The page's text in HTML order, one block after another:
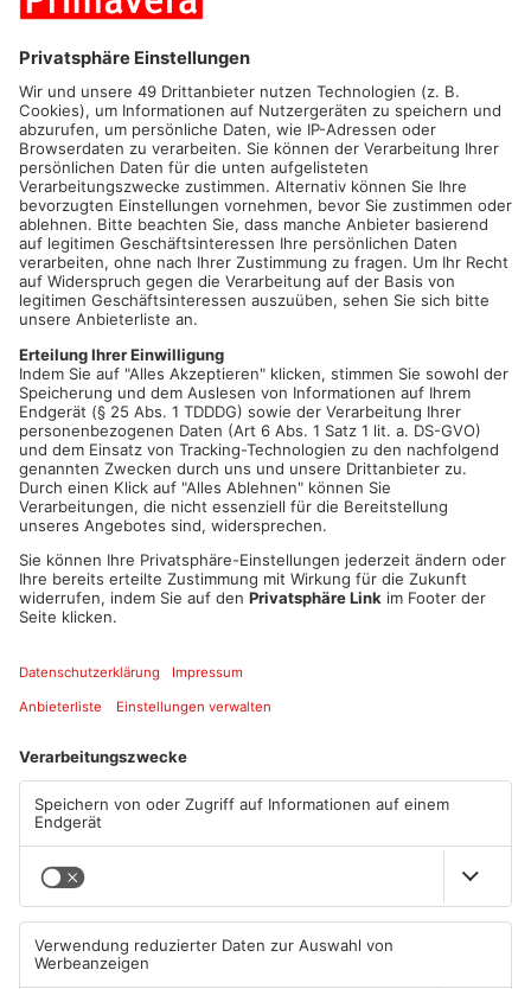
OBERTSHAUSEN.Im Obertshäuser Bürgerhaus wird heute der
Sieger des B448-Wettbewerbs gekürt. Auch ein Staatssekretär
aus dem hessischen Wirtschaftsministerium hat sich dazu
angekündigt.
Seit Jahrzehnten zerschneidet die vierspurige Bundesstraße
448 Obertshausen in zwei Teile. Wie können Obertshausen und
Hausen besser städtebaulich miteinander verschmolzen
werden – dafür hatte die Stadt einen Wettbewerb
ausgeschrieben. Drei Konzepte haben es in die Endauswahl
geschafft und werden dafür heute Abend prämiert. Das
Siegerkonzept soll als Grundlage für die künftigen
städtebaulichen Entscheidungen in Obertshausen dienen.
Artikel teilen
ANZEIGE
Mehr aus Kreis
Offenbach